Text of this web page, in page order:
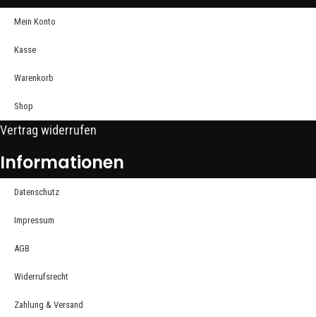
Mein Konto
Kasse
Warenkorb
Shop
Vertrag widerrufen
Informationen
Datenschutz
Impressum
AGB
Widerrufsrecht
Zahlung & Versand